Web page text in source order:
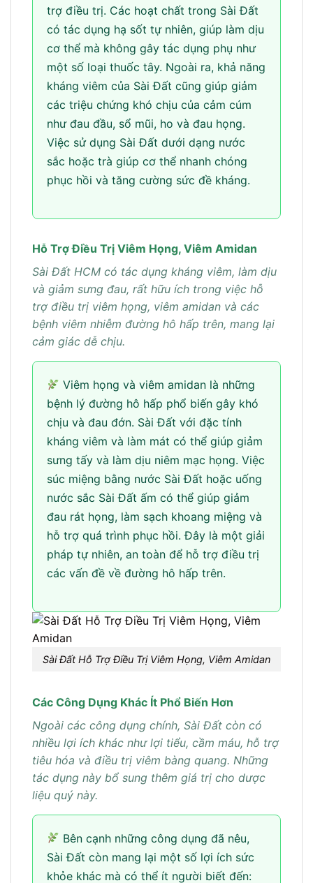
trợ điều trị. Các hoạt chất trong Sài Đất
có tác dụng hạ sốt tự nhiên, giúp làm dịu
cơ thể mà không gây tác dụng phụ như
một số loại thuốc tây. Ngoài ra, khả năng
kháng viêm của Sài Đất cũng giúp giảm
các triệu chứng khó chịu của cảm cúm
như đau đầu, sổ mũi, ho và đau họng.
Việc sử dụng Sài Đất dưới dạng nước
sắc hoặc trà giúp cơ thể nhanh chóng
phục hồi và tăng cường sức đề kháng.
Hỗ Trợ Điều Trị Viêm Họng, Viêm Amidan
Sài Đất HCM có tác dụng kháng viêm, làm dịu
và giảm sưng đau, rất hữu ích trong việc hỗ
trợ điều trị viêm họng, viêm amidan và các
bệnh viêm nhiễm đường hô hấp trên, mang lại
cảm giác dễ chịu.
Viêm họng và viêm amidan là những
bệnh lý đường hô hấp phổ biến gây khó
chịu và đau đớn. Sài Đất với đặc tính
kháng viêm và làm mát có thể giúp giảm
sưng tấy và làm dịu niêm mạc họng. Việc
súc miệng bằng nước Sài Đất hoặc uống
nước sắc Sài Đất ấm có thể giúp giảm
đau rát họng, làm sạch khoang miệng và
hỗ trợ quá trình phục hồi. Đây là một giải
pháp tự nhiên, an toàn để hỗ trợ điều trị
các vấn đề về đường hô hấp trên.
Sài Đất Hỗ Trợ Điều Trị Viêm Họng, Viêm Amidan
Các Công Dụng Khác Ít Phổ Biến Hơn
Ngoài các công dụng chính, Sài Đất còn có
nhiều lợi ích khác như lợi tiểu, cầm máu, hỗ trợ
tiêu hóa và điều trị viêm bàng quang. Những
tác dụng này bổ sung thêm giá trị cho dược
liệu quý này.
Bên cạnh những công dụng đã nêu,
Sài Đất còn mang lại một số lợi ích sức
khỏe khác mà có thể ít người biết đến: